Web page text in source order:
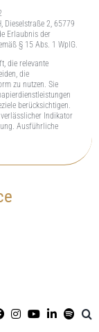
Dieselstraße 2, 65779
Erlaubnis der
§ 15 Abs. 1 WpIG.
die relevante
die
zu nutzen. Sie
berücksichtigen.
Indikator
Ausführliche